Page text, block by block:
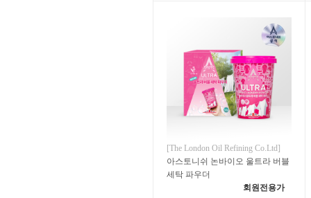
[The London Oil Refining Co.Ltd]
아스토니쉬 논바이오 울트라 버블
세탁 파우더
회원전용가